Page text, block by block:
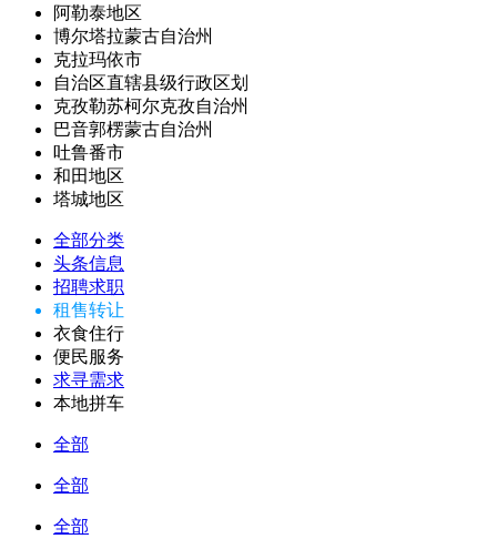
阿勒泰地区
博尔塔拉蒙古自治州
克拉玛依市
自治区直辖县级行政区划
克孜勒苏柯尔克孜自治州
巴音郭楞蒙古自治州
吐鲁番市
和田地区
塔城地区
全部分类
头条信息
招聘求职
租售转让
衣食住行
便民服务
求寻需求
本地拼车
全部
全部
全部